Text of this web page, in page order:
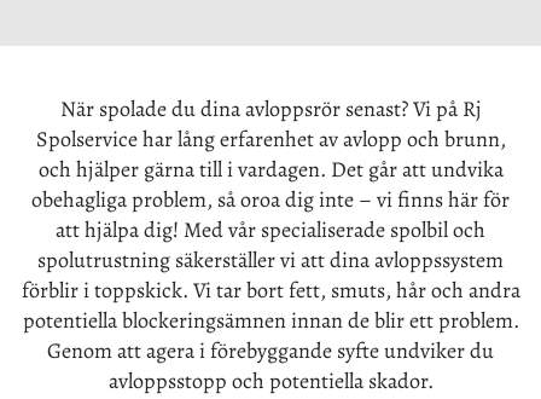
När spolade du dina avloppsrör senast? Vi på Rj
Spolservice har lång erfarenhet av avlopp och brunn,
och hjälper gärna till i vardagen. Det går att undvika
obehagliga problem, så oroa dig inte – vi finns här för
att hjälpa dig! Med vår specialiserade spolbil och
spolutrustning säkerställer vi att dina avloppssystem
förblir i toppskick. Vi tar bort fett, smuts, hår och andra
potentiella blockeringsämnen innan de blir ett problem.
Genom att agera i förebyggande syfte undviker du
avloppsstopp och potentiella skador.